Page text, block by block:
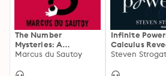
The Number
Mysteries: A
Mathematical
Everyday Life
Marcus du Sautoy
Infinite
Calculus
Secrets of the
Steven